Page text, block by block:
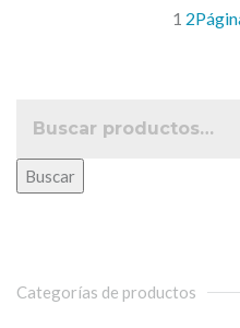
345,00 €.
1 2
Buscar
Categorías de productos